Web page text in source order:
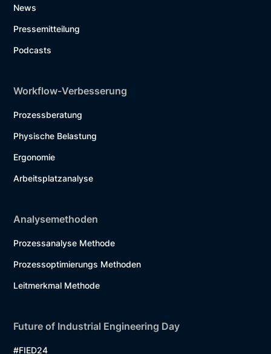
News
Pressemitteilung
Podcasts
Workflow-Verbesserung
Prozessberatung
Physische Belastung
Ergonomie
Arbeitsplatzanalyse
Analysemethoden
Prozessanalyse Methode
Prozessoptimierungs Methoden
Leitmerkmal Methode
Future of Industrial Engineering Day
#FIED24